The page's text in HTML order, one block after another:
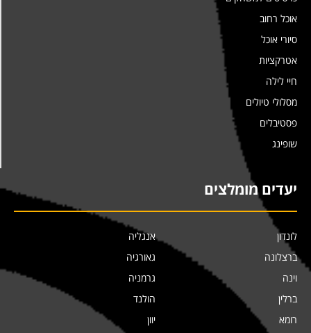
אוכל רחוב
סיורי אוכל
אטרקציות
חיי לילה
מסלולי טיולים
פסטיבלים
שופינג
יעדים מומלצים
לונדון
ברצלונה
וינה
ברלין
רומא
אנגליה
גאורגיה
גרמניה
הולנד
יוון